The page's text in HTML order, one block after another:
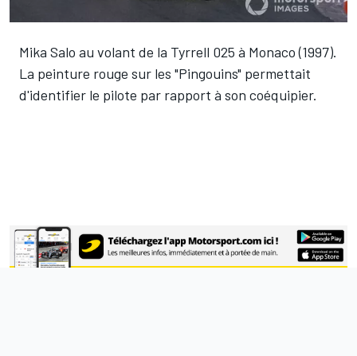
Mika Salo au volant de la Tyrrell 025 à Monaco (1997).
La peinture rouge sur les "Pingouins" permettait
d'identifier le pilote par rapport à son coéquipier.